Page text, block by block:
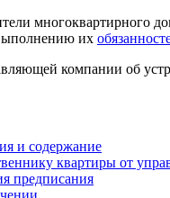
многоквартирного
их
компании об
и содержание
квартиры от
предписания